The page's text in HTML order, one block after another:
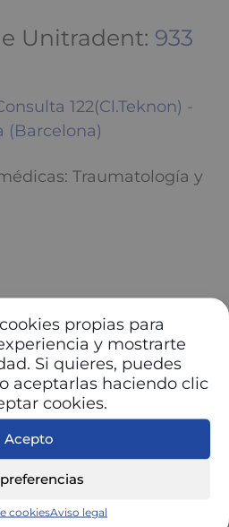
propias para
y mostrarte
Si quieres, puedes
aceptarlas haciendo clic
cookies.
Acepto
cookiesAviso legal
Unitradent: 933
122(Cl.Teknon) -
(Barcelona)
Traumatología y